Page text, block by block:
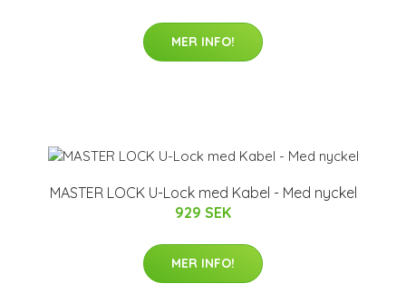
MER INFO!
MASTER LOCK U-Lock med Kabel - Med nyckel
929 SEK
MER INFO!